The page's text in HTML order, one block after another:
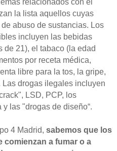
relacionados con el
la lista aquellos cuyas
abuso de sustancias. Los
incluyen las bebidas
de 21), el tabaco (la edad
por receta médica,
libre para la tos, la gripe,
drogas ilegales incluyen
LSD, PCP, los
las "drogas de diseño“.
4 Madrid, sabemos que los
comienzan a fumar o a